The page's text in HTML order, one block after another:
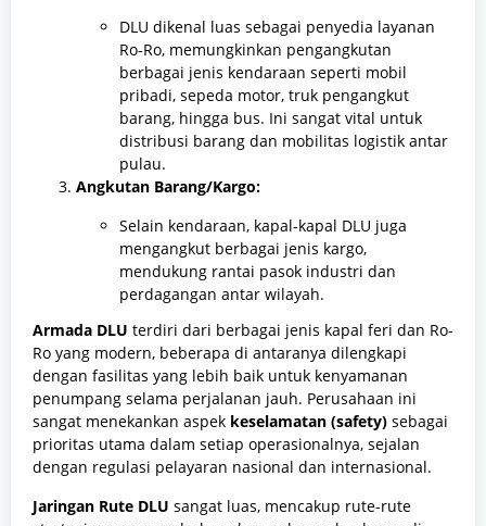
DLU dikenal luas sebagai penyedia layanan
Ro-Ro, memungkinkan pengangkutan
berbagai jenis kendaraan seperti mobil
pribadi, sepeda motor, truk pengangkut
barang, hingga bus. Ini sangat vital untuk
distribusi barang dan mobilitas logistik antar
pulau.
Angkutan Barang/Kargo:
Selain kendaraan, kapal-kapal DLU juga
mengangkut berbagai jenis kargo,
mendukung rantai pasok industri dan
perdagangan antar wilayah.
Armada DLU terdiri dari berbagai jenis kapal feri dan Ro-
Ro yang modern, beberapa di antaranya dilengkapi
dengan fasilitas yang lebih baik untuk kenyamanan
penumpang selama perjalanan jauh. Perusahaan ini
sangat menekankan aspek keselamatan (safety) sebagai
prioritas utama dalam setiap operasionalnya, sejalan
dengan regulasi pelayaran nasional dan internasional.
Jaringan Rute DLU sangat luas, mencakup rute-rute